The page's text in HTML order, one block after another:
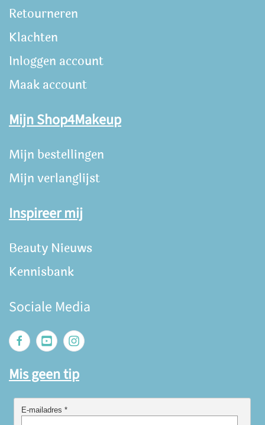
Retourneren
Klachten
Inloggen account
Maak account
Mijn Shop4Makeup
Mijn bestellingen
Mijn verlanglijst
Inspireer mij
Beauty Nieuws
Kennisbank
Sociale Media
Mis geen tip